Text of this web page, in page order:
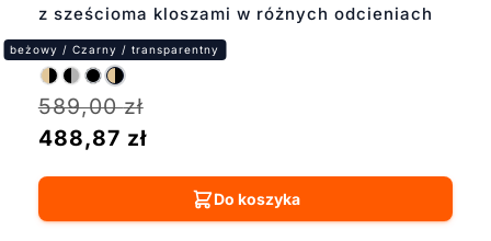
z sześcioma kloszami w różnych odcieniach
589,00zł
488,87 zł
Do koszyka